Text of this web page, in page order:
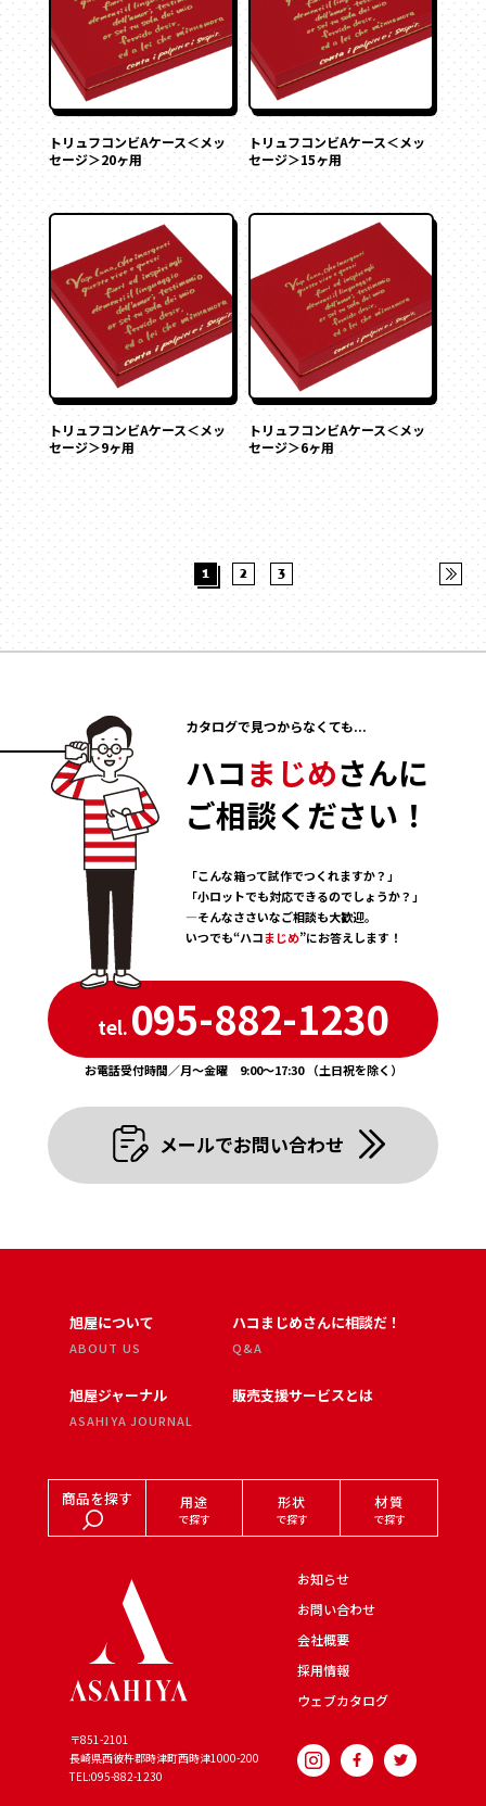
トリュフコンビAケース＜メッ
セージ＞20ヶ用
トリュフコンビAケース＜メッ
セージ＞15ヶ用
トリュフコンビAケース＜メッ
セージ＞9ヶ用
トリュフコンビAケース＜メッ
セージ＞6ヶ用
1 2 3
カタログで見つからなくても...
ハコまじめさんに
ご相談ください！
「こんな箱って試作でつくれますか？」
「小ロットでも対応できるのでしょうか？」
―そんなささいなご相談も大歓迎。
いつでも“ハコまじめ”にお答えします！
tel. 095-882-1230
お電話受付時間／月〜金曜 9:00〜17:30 （土日祝を除く）
メールでお問い合わせ
旭屋について
ABOUT US
旭屋ジャーナル
ASAHIYA JOURNAL
ハコまじめさんに相談だ！
Q&A
販売支援サービスとは
商品を探す 用途
で探す
形状
で探す
材質
で探す
〒851-2101
長崎県西彼杵郡時津町西時津1000-200
TEL:095-882-1230
お知らせ
お問い合わせ
会社概要
採用情報
ウェブカタログ